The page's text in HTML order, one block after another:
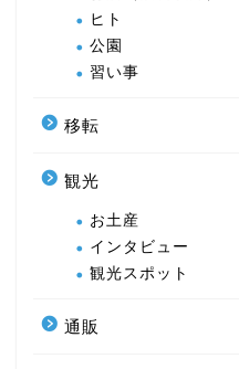
ヒト
公園
習い事
移転
観光
お土産
インタビュー
観光スポット
通販